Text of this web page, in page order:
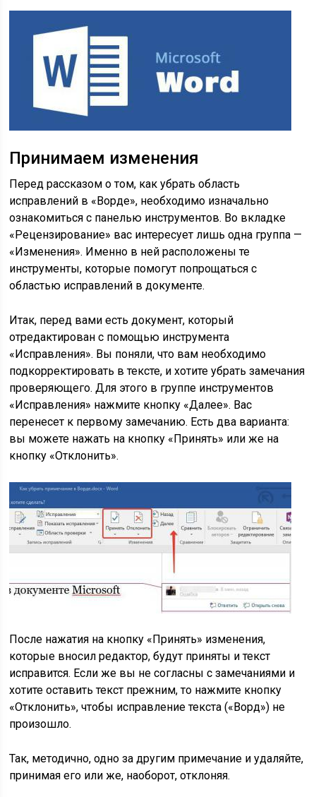
Принимаем изменения
Перед рассказом о том, как убрать область
исправлений в «Ворде», необходимо изначально
ознакомиться с панелью инструментов. Во вкладке
«Рецензирование» вас интересует лишь одна группа —
«Изменения». Именно в ней расположены те
инструменты, которые помогут попрощаться с
областью исправлений в документе.
Итак, перед вами есть документ, который
отредактирован с помощью инструмента
«Исправления». Вы поняли, что вам необходимо
подкорректировать в тексте, и хотите убрать замечания
проверяющего. Для этого в группе инструментов
«Исправления» нажмите кнопку «Далее». Вас
перенесет к первому замечанию. Есть два варианта:
вы можете нажать на кнопку «Принять» или же на
кнопку «Отклонить».
После нажатия на кнопку «Принять» изменения,
которые вносил редактор, будут приняты и текст
исправится. Если же вы не согласны с замечаниями и
хотите оставить текст прежним, то нажмите кнопку
«Отклонить», чтобы исправление текста («Ворд») не
произошло.
Так, методично, одно за другим примечание и удаляйте,
принимая его или же, наоборот, отклоняя.